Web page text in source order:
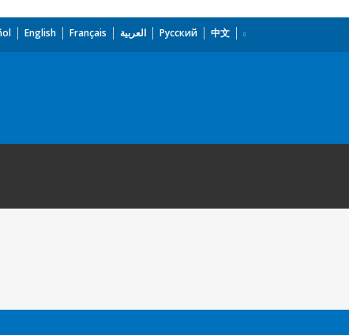
English Français العربية Русский 中文